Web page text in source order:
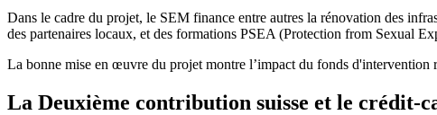
Dans le cadre du projet, le SEM finance entre autres la rénovation des
des partenaires locaux, et des formations PSEA (Protection from Sexual
La bonne mise en œuvre du projet montre l’impact du fonds d'intervention
La Deuxième contribution suisse et le crédit-